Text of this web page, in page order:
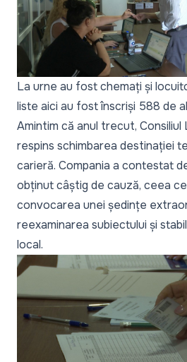
La urne au fost chemați și
liste aici au fost înscriși 588 de
Amintim că anul trecut, Consiliul
respins schimbarea destinației
carieră. Compania a contestat
obținut câștig de cauză, ceea
convocarea unei ședințe
reexaminarea subiectului și
local.